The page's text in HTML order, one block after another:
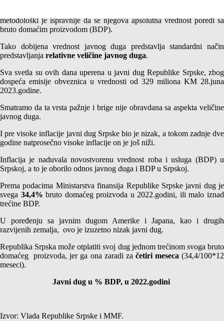
metodološki je ispravnije da se njegova apsolutna vrednost poredi sa
bruto domaćim proizvodom (BDP).
Tako dobijena vrednost javnog duga predstavlja standardni način
predstavljanja relativne veličine javnog duga.
Sva svetla su ovih dana uperena u javni dug Republike Srpske, zbog
dospeća emisije obveznica u vrednosti od 329 miliona KM 28.juna
2023.godine.
Smatramo da ta vrsta pažnje i brige nije obravdana sa aspekta veličine
javnog duga.
I pre visoke inflacije javni dug Srpske bio je nizak, a tokom zadnje dve
godine natprosečno visoke inflacije on je još niži.
Inflacija je naduvala novostvorenu vrednost roba i usluga (BDP) u
Srpskoj, a to je oborilo odnos javnog duga i BDP u Srpskoj.
Prema podacima Ministarstva finansija Republike Srpske javni dug je
svega 34,4% bruto domaćeg proizvoda u 2022.godini, ili malo iznad
trećine BDP.
U poređenju sa javnim dugom Amerike i Japana, kao i drugih
razvijenih zemalja, ovo je izuzetno nizak javni dug.
Republika Srpska može otplatiti svoj dug jednom trećinom svoga bruto
domaćeg proizvoda, jer ga ona zaradi za četiri meseca(34,4/100*12
meseci).
Javni dug u % BDP, u 2022.godini
Izvor: Vlada Republike Srpske i MMF.